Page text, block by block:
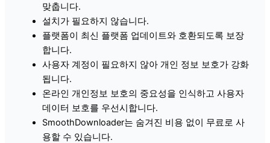
맞춥니다.
설치가 필요하지 않습니다.
플랫폼이 최신 플랫폼 업데이트와 호환되도록 보장
합니다.
사용자 계정이 필요하지 않아 개인 정보 보호가 강화
됩니다.
온라인 개인정보 보호의 중요성을 인식하고 사용자
데이터 보호를 우선시합니다.
SmoothDownloader는 숨겨진 비용 없이 무료로 사
용할 수 있습니다.